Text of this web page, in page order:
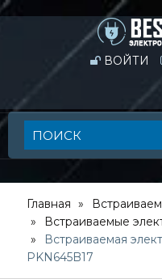
ВОЙТИ
Главная
Встраиваемые
Встраиваемая
PKN645B17